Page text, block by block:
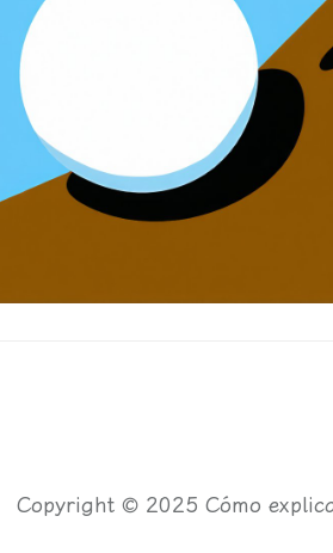
Copyright © 2025 Cómo